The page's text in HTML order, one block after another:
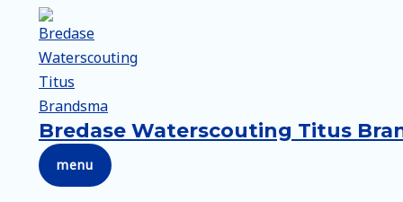
inhoud
Bredase Waterscouting Titus
menu
menu